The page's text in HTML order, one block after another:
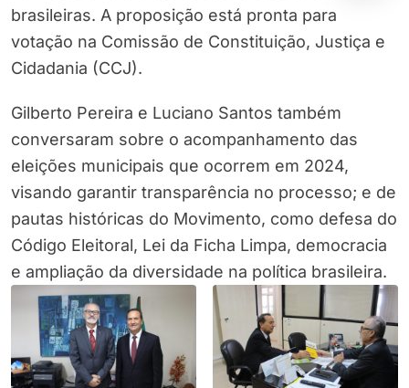
brasileiras. A proposição está pronta para
votação na Comissão de Constituição, Justiça e
Cidadania (CCJ).
Gilberto Pereira e Luciano Santos também
conversaram sobre o acompanhamento das
eleições municipais que ocorrem em 2024,
visando garantir transparência no processo; e de
pautas históricas do Movimento, como defesa do
Código Eleitoral, Lei da Ficha Limpa, democracia
e ampliação da diversidade na política brasileira.